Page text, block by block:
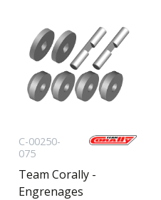
C-00250-
075
Team Corally -
Engrenages